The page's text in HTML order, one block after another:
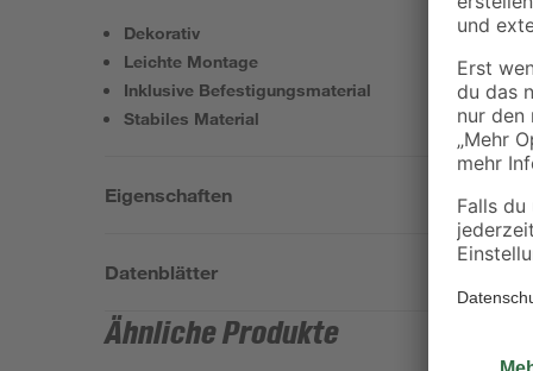
Dekorativ
Leichte Montage
Inklusive Befestigungsmaterial
Stabiles Material
Eigenschaften
Datenblätter
Ähnliche Produkte